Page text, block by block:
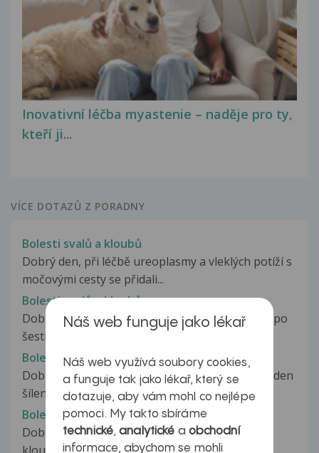
Inovativní léčba myastenie – naděje pro ty,
kteří ji...
VÍCE DOTAZŮ Z PORADNY
Bolesti svalů a kloubů
Dobrý den, při léčbě ureoplasmy a vleklých potíží s
močovými cesty se přidali...
Bolesti svalů a kloubů
Dobrý den, minulý týden jsem byla na kontrole po
šestinedělí v trombotickém...
Bolesti svalů a kloubů
Dobrý den,měla bych dotaz.Neustále mě každý den
šíleně bolí všechny svaly a...
Bolesti svalu a kloubů
Dobrý den,již 2 měsíce mě sužují bolesti svalů a
Náš web funguje jako lékař
Náš web využívá soubory cookies,
a funguje tak jako lékař, který se
dotazuje, aby vám mohl co nejlépe
pomoci. My takto sbíráme
technické,analytické a obchodní
informace, abychom se mohli